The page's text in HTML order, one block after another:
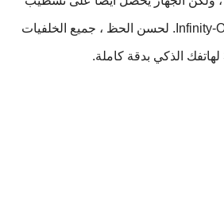
متدرج على الظهر وخلفيات مدمجة جديدة للتفاخر في ثقب لوحة Infinity-O. لحسن الحظ ، جميع الخلفيات